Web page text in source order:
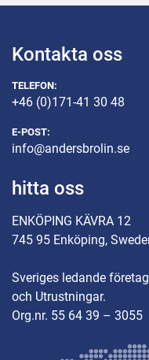
Kontakta oss
TELEFON:
+46 (0)171-41 30 48
E-POST:
info@andersbrolin.se
hitta oss
ENKÖPING KÄVRA 12
745 95 Enköping,
Sveriges ledande
och Utrustningar.
Org.nr. 55 64 39 – 3055